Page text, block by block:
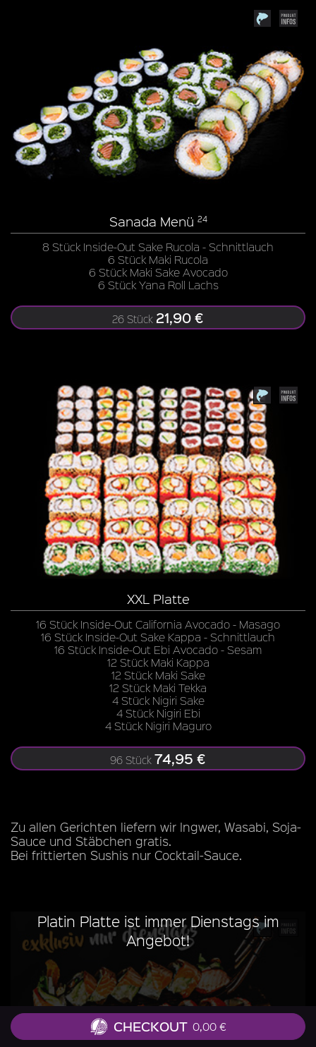
Sanada Menü 24
8 Stück Inside-Out Sake Rucola - Schnittlauch
6 Stück Maki Rucola
6 Stück Maki Sake Avocado
6 Stück Yana Roll Lachs
26 Stück 21,90 €
XXL Platte
16 Stück Inside-Out California Avocado - Masago
16 Stück Inside-Out Sake Kappa - Schnittlauch
16 Stück Inside-Out Ebi Avocado - Sesam
12 Stück Maki Kappa
12 Stück Maki Sake
12 Stück Maki Tekka
4 Stück Nigiri Sake
4 Stück Nigiri Ebi
4 Stück Nigiri Maguro
96 Stück 74,95 €
Zu allen Gerichten liefern wir Ingwer, Wasabi, Soja-
Sauce und Stäbchen gratis.
Bei frittierten Sushis nur Cocktail-Sauce.
Platin Platte ist immer Dienstags im
Angebot!
CHECKOUT 0,00 €